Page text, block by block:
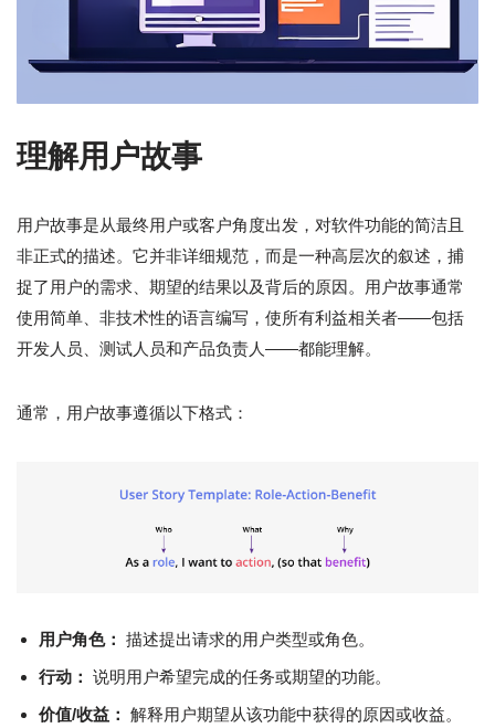
理解用户故事
用户故事是从最终用户或客户角度出发，对软件功能的简洁且
非正式的描述。它并非详细规范，而是一种高层次的叙述，捕
捉了用户的需求、期望的结果以及背后的原因。用户故事通常
使用简单、非技术性的语言编写，使所有利益相关者——包括
开发人员、测试人员和产品负责人——都能理解。
通常，用户故事遵循以下格式：
用户角色： 描述提出请求的用户类型或角色。
行动： 说明用户希望完成的任务或期望的功能。
价值/收益： 解释用户期望从该功能中获得的原因或收益。